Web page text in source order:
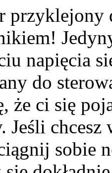
przyklejony
napięcia
do
że ci się
Jeśli chcesz
sobie